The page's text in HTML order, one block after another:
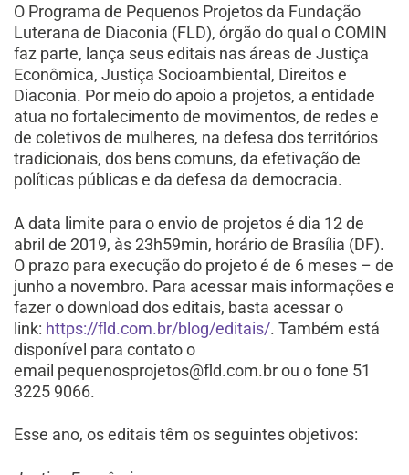
O Programa de Pequenos Projetos da Fundação
Luterana de Diaconia (FLD), órgão do qual o COMIN
faz parte, lança seus editais nas áreas de Justiça
Econômica, Justiça Socioambiental, Direitos e
Diaconia. Por meio do apoio a projetos, a entidade
atua no fortalecimento de movimentos, de redes e
de coletivos de mulheres, na defesa dos territórios
tradicionais, dos bens comuns, da efetivação de
políticas públicas e da defesa da democracia.
A data limite para o envio de projetos é dia 12 de
abril de 2019, às 23h59min, horário de Brasília (DF).
O prazo para execução do projeto é de 6 meses – de
junho a novembro. Para acessar mais informações e
fazer o download dos editais, basta acessar o
link: https://fld.com.br/blog/editais/. Também está
disponível para contato o
email pequenosprojetos@fld.com.br ou o fone 51
3225 9066.
Esse ano, os editais têm os seguintes objetivos: